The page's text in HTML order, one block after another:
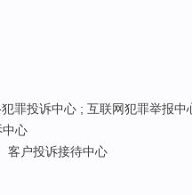
犯罪投诉中心 ; 互联网犯罪举报
中心
客户投诉接待中心